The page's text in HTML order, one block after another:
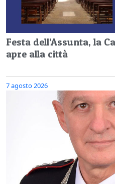
Festa dell’Assunta, la
apre alla città
7 agosto 2026